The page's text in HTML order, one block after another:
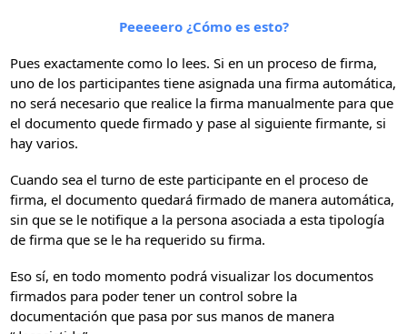
Peeeeero ¿Cómo es esto?
Pues exactamente como lo lees. Si en un proceso de firma,
uno de los participantes tiene asignada una firma automática,
no será necesario que realice la firma manualmente para que
el documento quede firmado y pase al siguiente firmante, si
hay varios.
Cuando sea el turno de este participante en el proceso de
firma, el documento quedará firmado de manera automática,
sin que se le notifique a la persona asociada a esta tipología
de firma que se le ha requerido su firma.
Eso sí, en todo momento podrá visualizar los documentos
firmados para poder tener un control sobre la
documentación que pasa por sus manos de manera